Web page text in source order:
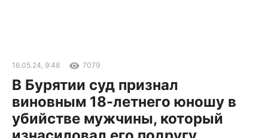
16.05.24, 9:48 7079
В Бурятии суд признал
виновным 18-летнего юношу в
убийстве мужчины, который